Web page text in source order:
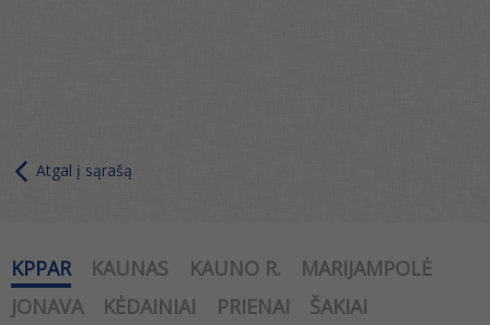
Atgal į sąrašą
KPPAR KAUNAS KAUNO R.
MARIJAMPOLĖ
JONAVA
KĖDAINIAI PRIENAI
ŠAKIAI